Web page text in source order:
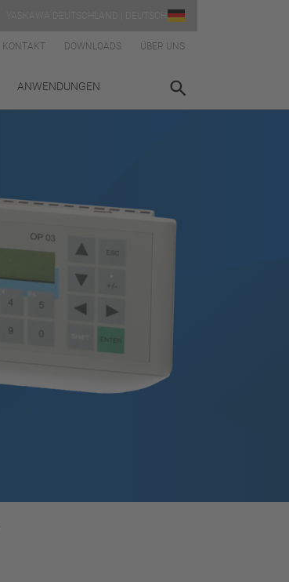
KONTAKT DOWNLOADS ÜBER UNS
ANWENDUNGEN